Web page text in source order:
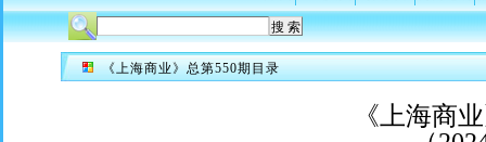
《上海商业》总第550期目录
《上海商